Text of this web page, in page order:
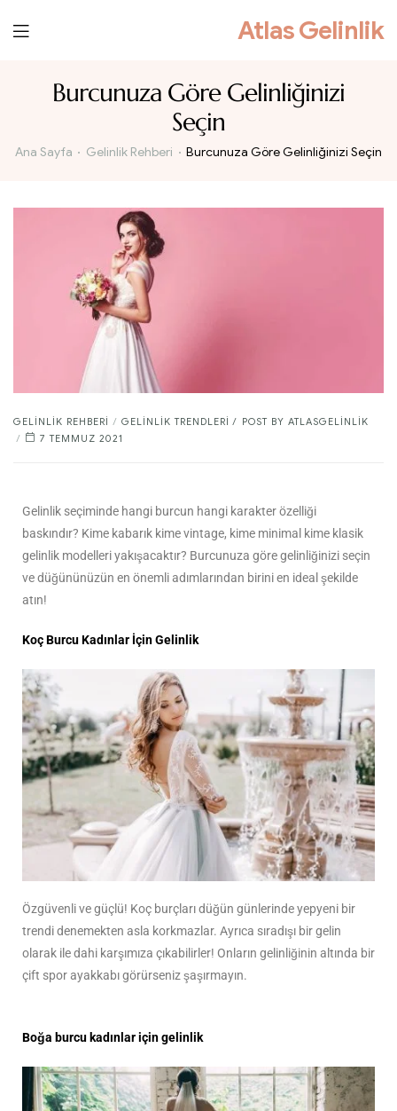
Atlas Gelinlik
Burcunuza Göre Gelinliğinizi
Seçin
Ana Sayfa Gelinlik Rehberi Burcunuza Göre Gelinliğinizi Seçin
GELINLIK REHBERI / GELINLIK TRENDLERI POST BY ATLASGELINLIK
7 TEMMUZ 2021
Gelinlik seçiminde hangi burcun hangi karakter özelliği
baskındır? Kime kabarık kime vintage, kime minimal kime klasik
gelinlik modelleri yakışacaktır? Burcunuza göre gelinliğinizi seçin
ve düğününüzün en önemli adımlarından birini en ideal şekilde
atın!
Koç Burcu Kadınlar İçin Gelinlik
Özgüvenli ve güçlü! Koç burçları düğün günlerinde yepyeni bir
trendi denemekten asla korkmazlar. Ayrıca sıradışı bir gelin
olarak ile dahi karşımıza çıkabilirler! Onların gelinliğinin altında bir
çift spor ayakkabı görürseniz şaşırmayın.
Boğa burcu kadınlar için gelinlik